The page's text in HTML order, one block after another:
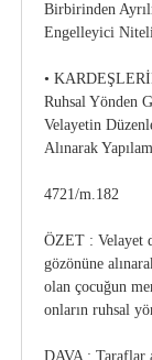
Birbirinden
Engelleyici
•
Ruhsal Yönden
Velayetin
Alınarak
4721/m.182
ÖZET : Velayet
gözönüne
olan çocuğun
onların ruhsal
DAVA : Taraflar